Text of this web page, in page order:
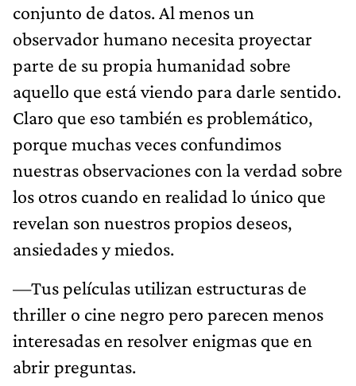
conjunto de datos. Al menos un
observador humano necesita proyectar
parte de su propia humanidad sobre
aquello que está viendo para darle sentido.
Claro que eso también es problemático,
porque muchas veces confundimos
nuestras observaciones con la verdad sobre
los otros cuando en realidad lo único que
revelan son nuestros propios deseos,
ansiedades y miedos.
—Tus películas utilizan estructuras de
thriller o cine negro pero parecen menos
interesadas en resolver enigmas que en
abrir preguntas.